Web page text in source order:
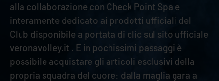
alla collaborazione con Check Point Spa e
interamente dedicato ai prodotti ufficiali del
Club disponibile a portata di clic sul sito ufficiale
veronavolley.it . E in pochissimi passaggi è
possibile acquistare gli articoli esclusivi della
propria squadra del cuore: dalla maglia gara a